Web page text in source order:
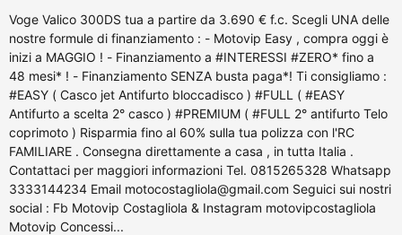
Voge Valico 300DS tua a partire da 3.690 € f.c. Scegli UNA delle
nostre formule di finanziamento : - Motovip Easy , compra oggi è
inizi a MAGGIO ! - Finanziamento a #INTERESSI #ZERO* fino a
48 mesi* ! - Finanziamento SENZA busta paga*! Ti consigliamo :
#EASY ( Casco jet Antifurto bloccadisco ) #FULL ( #EASY
Antifurto a scelta 2° casco ) #PREMIUM ( #FULL 2° antifurto Telo
coprimoto ) Risparmia fino al 60% sulla tua polizza con l'RC
FAMILIARE . Consegna direttamente a casa , in tutta Italia .
Contattaci per maggiori informazioni Tel. 0815265328 Whatsapp
3333144234 Email motocostagliola@gmail.com Seguici sui nostri
social : Fb Motovip Costagliola & Instagram motovipcostagliola
Motovip Concessi...